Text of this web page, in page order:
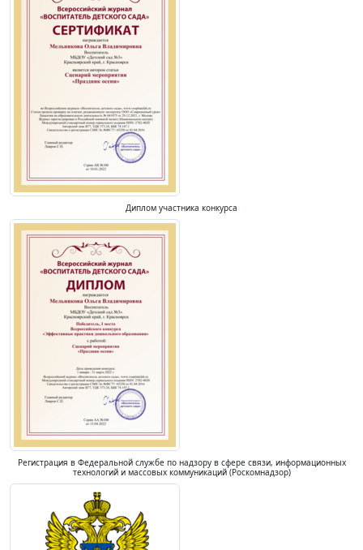
Диплом участника конкурса
Регистрация в Федеральной службе по надзору в сфере связи, информационных
технологий и массовых коммуникаций (Роскомнадзор)